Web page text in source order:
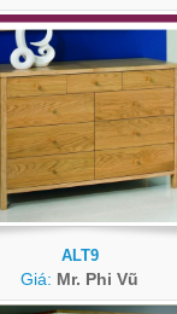
ALT9
Giá: Mr. Phi Vũ